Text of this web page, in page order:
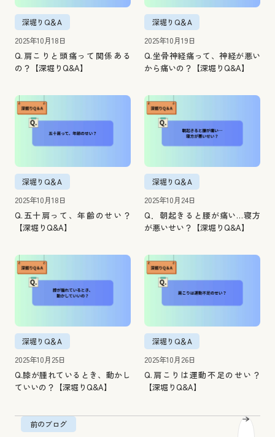
深堀りQ＆A
2025年10月18日
Q.肩こりと頭痛って関係ある
の？【深堀りQ&A】
深堀りQ＆A
2025年10月19日
Q.坐骨神経痛って、神経が悪い
から痛いの？【深堀りQ&A】
深堀りQ＆A
2025年10月18日
Q.五十肩って、年齢のせい？
【深堀りQ&A】
深堀りQ＆A
2025年10月24日
Q．朝起きると腰が痛い…寝方
が悪いせい？【深堀りQ&A】
深堀りQ＆A
2025年10月25日
Q.膝が腫れているとき、動かし
ていいの？【深堀りQ&A】
深堀りQ＆A
2025年10月26日
Q.肩こりは運動不足のせい？
【深堀りQ&A】
前のブログ